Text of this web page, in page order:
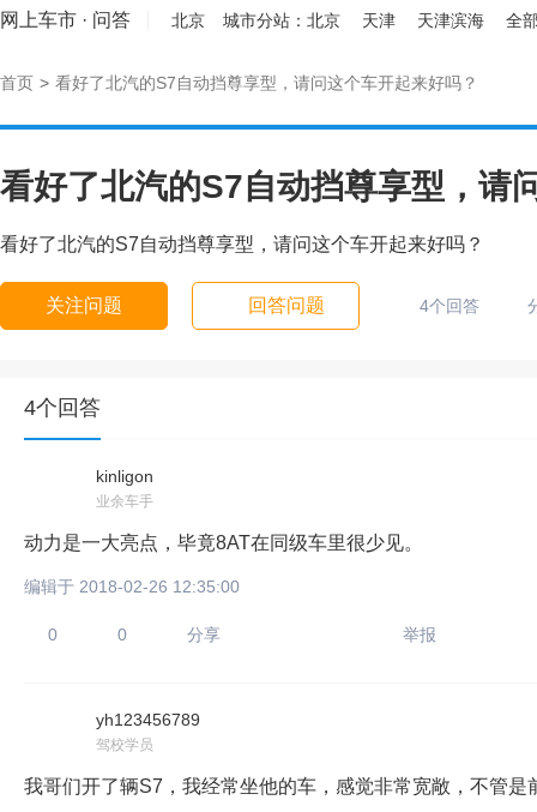
网上车市 · 问答 北京 城市分站： 北京 天津 天津滨海 全
首页 > 看好了北汽的S7自动挡尊享型，请问这个车开起来好吗？
看好了北汽的S7自动挡尊享型，请
看好了北汽的S7自动挡尊享型，请问这个车开起来好吗？
关注问题 回答问题 4个回答
4个回答
kinligon
业余车手
动力是一大亮点，毕竟8AT在同级车里很少见。
编辑于 2018-02-26 12:35:00
0 0 分享 举报
yh123456789
驾校学员
我哥们开了辆S7，我经常坐他的车，感觉非常宽敞，不管